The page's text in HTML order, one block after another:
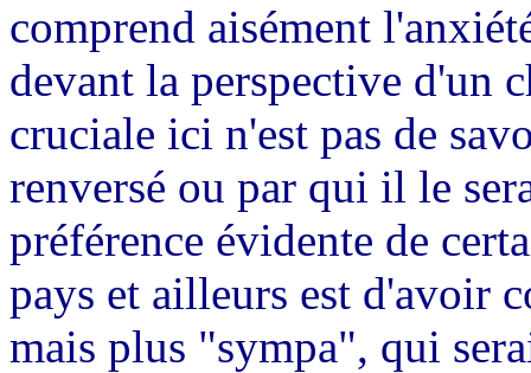
comprend aisément
devant la perspective d'un
cruciale ici n'est pas de
renversé ou par qui il le
préférence évidente de
pays et ailleurs est d'avoir
mais plus "sympa", qui